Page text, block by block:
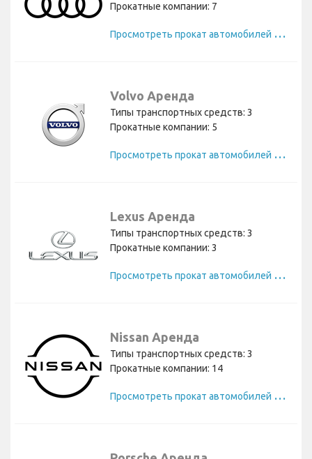
Прокатные компании: 7
П
росмотреть прокат автомобилей Audi
Volvo Аренда
Типы транспортных средств: 3
Прокатные компании: 5
П
росмотреть прокат автомобилей Volvo
Lexus Аренда
Типы транспортных средств: 3
Прокатные компании: 3
П
росмотреть прокат автомобилей Lexus
Nissan Аренда
Типы транспортных средств: 3
Прокатные компании: 14
П
росмотреть прокат автомобилей Nissan